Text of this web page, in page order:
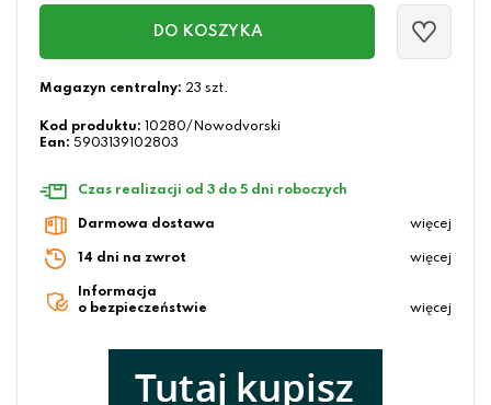
DO KOSZYKA
Magazyn centralny: 23 szt.
Kod produktu:
10280/Nowodvorski
Ean: 5903139102803
Czas realizacji od 3 do 5 dni roboczych
Darmowa dostawa więcej
14 dni na zwrot więcej
Informacja
o bezpieczeństwie
więcej